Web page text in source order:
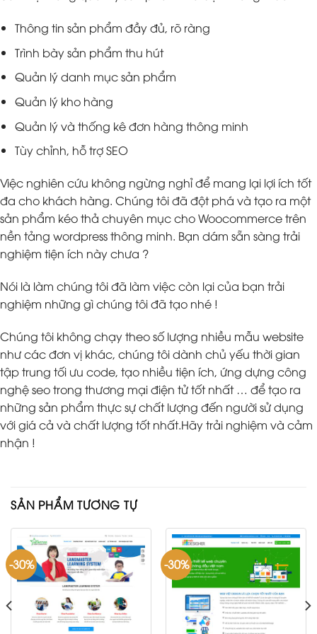
Thông tin sản phẩm đầy đủ, rõ ràng
Trình bày sản phẩm thu hút
Quản lý danh mục sản phẩm
Quản lý kho hàng
Quản lý và thống kê đơn hàng thông minh
Tùy chỉnh, hỗ trợ SEO
Việc nghiên cứu không ngừng nghỉ để mang lại lợi ích tốt
đa cho khách hàng. Chúng tôi đã đột phá và tạo ra một
sản phẩm kéo thả chuyên mục cho Woocommerce trên
nền tảng wordpress thông minh. Bạn dám sẵn sàng trải
nghiệm tiện ích này chưa ?
Nói là làm chúng tôi đã làm việc còn lại của bạn trải
nghiệm những gì chúng tôi đã tạo nhé !
Chúng tôi không chạy theo số lượng nhiều mẫu website
như các đơn vị khác, chúng tôi dành chủ yếu thời gian
tập trung tối ưu code, tạo nhiều tiện ích, ứng dựng công
nghệ seo trong thương mại điện tử tốt nhất … để tạo ra
những sản phẩm thực sự chất lượng đến người sử dụng
với giá cả và chất lượng tốt nhất.Hãy trải nghiệm và cảm
nhận !
SẢN PHẨM TƯƠNG TỰ
-30% -30%